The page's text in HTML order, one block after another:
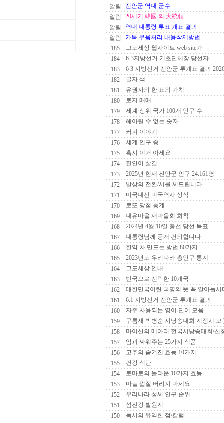
알림
진안군 역대 군수
알림
20세기 韓國 의 大統領
알림
역대 대통령 투표 개표 결과
알림
카톡 무음처리 내용삭제방법
185
그도세상 웹사이트 web site가
184
6·3지방선거 기초단체장 당선자
183
6 3 지방선거 진안군 투개표 결과
182
글자 색
181
유권자의 한 표의 가치
180
토지 매매
179
세계 상위 국가 100개 인구 수
178
헤아릴 수 없는 숫자
177
커피 이야기
176
세계 인구 중
175
혹시 이거 아세요
174
진안이 살길
173
2025년 현재 진안군 인구 24.161명
172
발상의 전환/시를 써드립니다
171
미국대선 미국역사 상식
170
로또 당첨 통계
169
대유마을 새마을회 회칙
168
2024년 4월 10일 총선 당선 득표
167
대통령님께 공개 건의합니다
166
한약 차 만드는 방법 80가지
165
2023년도 우리나라 총인구 통계
164
그도세상 안내
163
빈국으로 전락한 10개국
162
대한민국이란 국명의 뜻 꼭 알아둡시
161
6.1 지방선거 진안군 투개표 결과
160
자주 사용되는 영어 단어 모음
159
구름재 박병순 시낭송대회 지정시 모
158
마이산의 메아리 전국시낭송대회/신
157
암과 싸워주는 25가지 식품
156
고추의 숨겨진 효능 10가지
155
건강 식단
154
토마토의 놀라운 10가지 효능
153
마늘 껍질 버리지 마세요
152
우리나라 성씨 인구 순위
151
섬진강 발원지
150
독서의 유익한 점/칼럼